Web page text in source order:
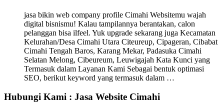
jasa bikin web company profile Cimahi Websitemu wajah
digital bisnismu! Kalau tampilannya berantakan, calon
pelanggan bisa ilfeel. Yuk upgrade sekarang juga Kecamatan
Kelurahan/Desa Cimahi Utara Citeureup, Cipageran, Cibabat
Cimahi Tengah Baros, Karang Mekar, Padasuka Cimahi
Selatan Melong, Cibeureum, Leuwigajah Kata Kunci yang
Termasuk dalam Layanan Kami Sebagai bentuk optimasi
SEO, berikut keyword yang termasuk dalam …
Hubungi Kami : Jasa Website Cimahi